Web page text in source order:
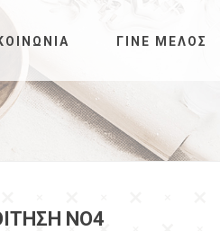
ΓΊΝΕ ΜΈΛΟΣ
ΝΟ4